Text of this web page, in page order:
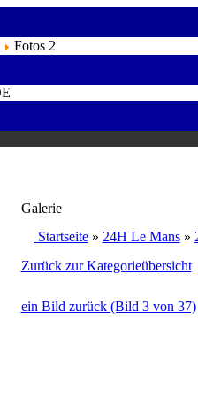
Fotos 2
Galerie
Startseite» 24H Le Mans»
Zurück zur Kategorieübersicht
ein Bild zurück (Bild 3 von 37)